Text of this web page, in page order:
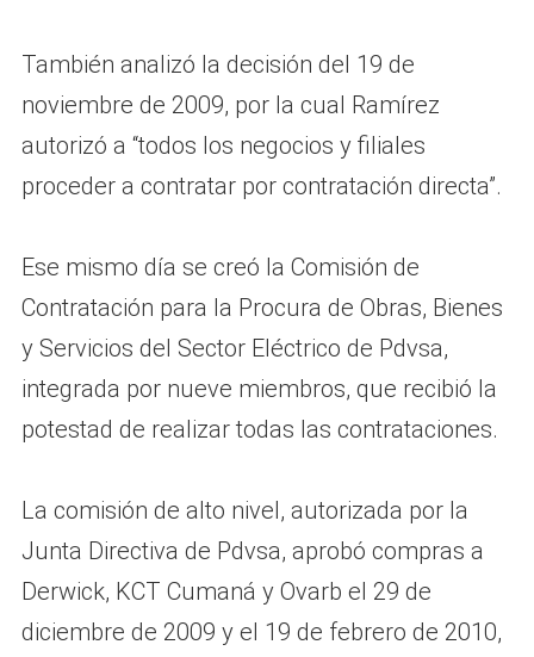
También analizó la decisión del 19 de
noviembre de 2009, por la cual Ramírez
autorizó a “todos los negocios y filiales
proceder a contratar por contratación directa”.
Ese mismo día se creó la Comisión de
Contratación para la Procura de Obras, Bienes
y Servicios del Sector Eléctrico de Pdvsa,
integrada por nueve miembros, que recibió la
potestad de realizar todas las contrataciones.
La comisión de alto nivel, autorizada por la
Junta Directiva de Pdvsa, aprobó compras a
Derwick, KCT Cumaná y Ovarb el 29 de
diciembre de 2009 y el 19 de febrero de 2010,